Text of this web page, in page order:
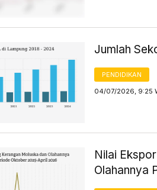
Jumlah
PENDIDIKAN
04/07/2026, 9:25
Nilai
Olahannya